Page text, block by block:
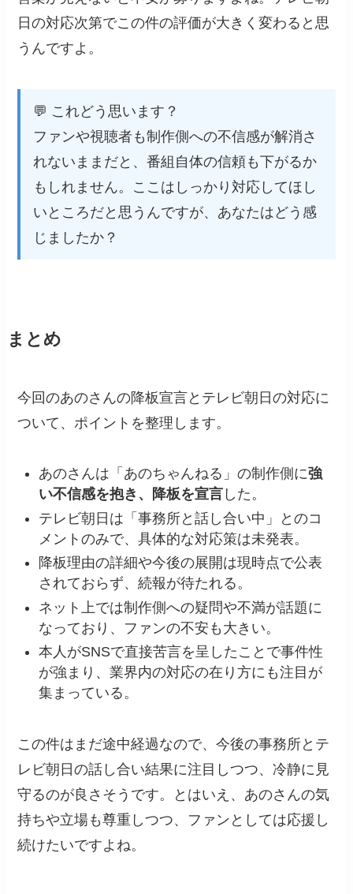
日の対応次第でこの件の評価が大きく変わると思
うんですよ。
💬 これどう思います？
ファンや視聴者も制作側への不信感が解消さ
れないままだと、番組自体の信頼も下がるか
もしれません。ここはしっかり対応してほし
いところだと思うんですが、あなたはどう感
じましたか？
まとめ
今回のあのさんの降板宣言とテレビ朝日の対応に
ついて、ポイントを整理します。
あのさんは「あのちゃんねる」の制作側に強
い不信感を抱き、降板を宣言 した。
テレビ朝日は「事務所と話し合い中」とのコ
メントのみで、具体的な対応策は未発表。
降板理由の詳細や今後の展開は現時点で公表
されておらず、続報が待たれる。
ネット上では制作側への疑問や不満が話題に
なっており、ファンの不安も大きい。
本人がSNSで直接苦言を呈したことで事件性
が強まり、業界内の対応の在り方にも注目が
集まっている。
この件はまだ途中経過なので、今後の事務所とテ
レビ朝日の話し合い結果に注目しつつ、冷静に見
守るのが良さそうです。とはいえ、あのさんの気
持ちや立場も尊重しつつ、ファンとしては応援し
続けたいですよね。